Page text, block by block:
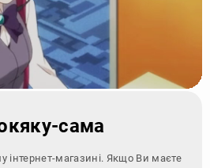
сама
інтернет-магазині. Якщо Ви маєте